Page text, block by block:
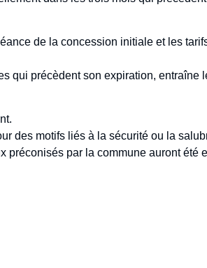
de la concession initiale et les
qui précèdent son expiration, entraîne
des motifs liés à la sécurité ou la
préconisés par la commune auront été